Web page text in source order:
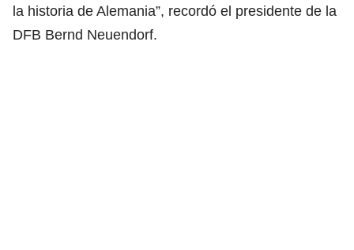
la historia de Alemania”, recordó el presidente de la
DFB Bernd Neuendorf.